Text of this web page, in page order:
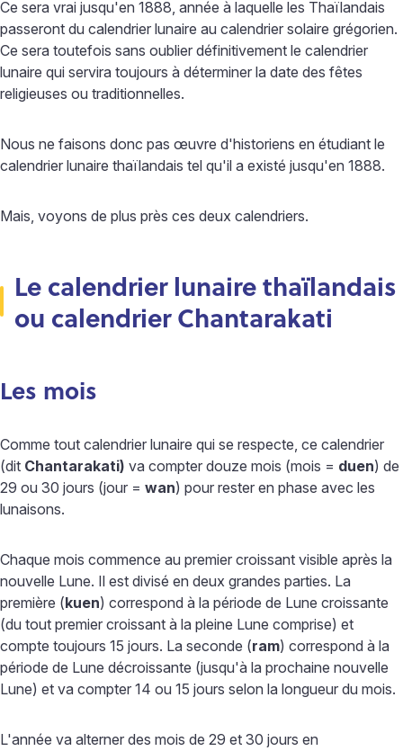
Ce sera vrai jusqu'en 1888, année à laquelle les Thaïlandais
passeront du calendrier lunaire au calendrier solaire grégorien.
Ce sera toutefois sans oublier définitivement le calendrier
lunaire qui servira toujours à déterminer la date des fêtes
religieuses ou traditionnelles.
Nous ne faisons donc pas œuvre d'historiens en étudiant le
calendrier lunaire thaïlandais tel qu'il a existé jusqu'en 1888.
Mais, voyons de plus près ces deux calendriers.
Le calendrier lunaire thaïlandais
ou calendrier Chantarakati
Les mois
Comme tout calendrier lunaire qui se respecte, ce calendrier
(dit Chantarakati) va compter douze mois (mois = duen) de
29 ou 30 jours (jour = wan) pour rester en phase avec les
lunaisons.
Chaque mois commence au premier croissant visible après la
nouvelle Lune. Il est divisé en deux grandes parties. La
première (kuen) correspond à la période de Lune croissante
(du tout premier croissant à la pleine Lune comprise) et
compte toujours 15 jours. La seconde (ram) correspond à la
période de Lune décroissante (jusqu'à la prochaine nouvelle
Lune) et va compter 14 ou 15 jours selon la longueur du mois.
L'année va alterner des mois de 29 et 30 jours en